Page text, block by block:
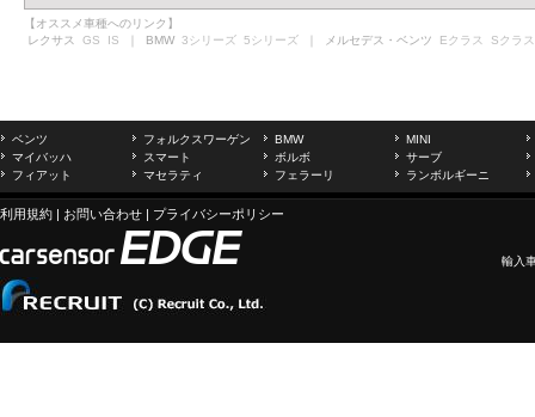
【オススメ車種へのリンク】
レクサス GS IS ｜ BMW 3シリーズ 5シリーズ ｜ メルセデス・ベンツ Eクラス Sクラス
ベンツ フォルクスワーゲン BMW
MINI
マイバッハ
スマート ボルボ
サーブ
フィアット
マセラティ フェラーリ ランボルギーニ
利用規約 | お問い合わせ | プライバシーポリシー
輸入